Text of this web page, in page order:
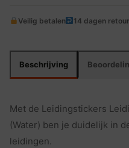
Veilig betalen 14 dagen retour
Beschrijving
Met de Leidingstickers
(Water) ben je duidelijk in
leidingen.